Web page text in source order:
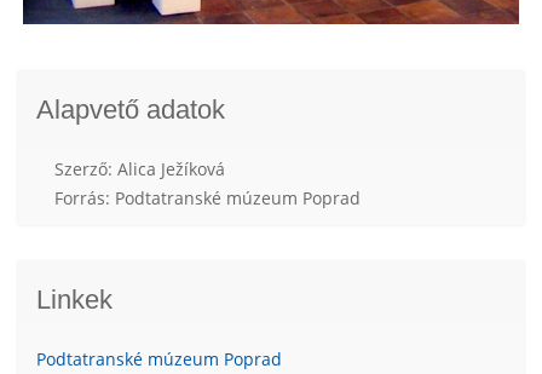
Alapvető adatok
Szerző: Alica Ježíková
Forrás: Podtatranské múzeum Poprad
Linkek
Podtatranské múzeum Poprad